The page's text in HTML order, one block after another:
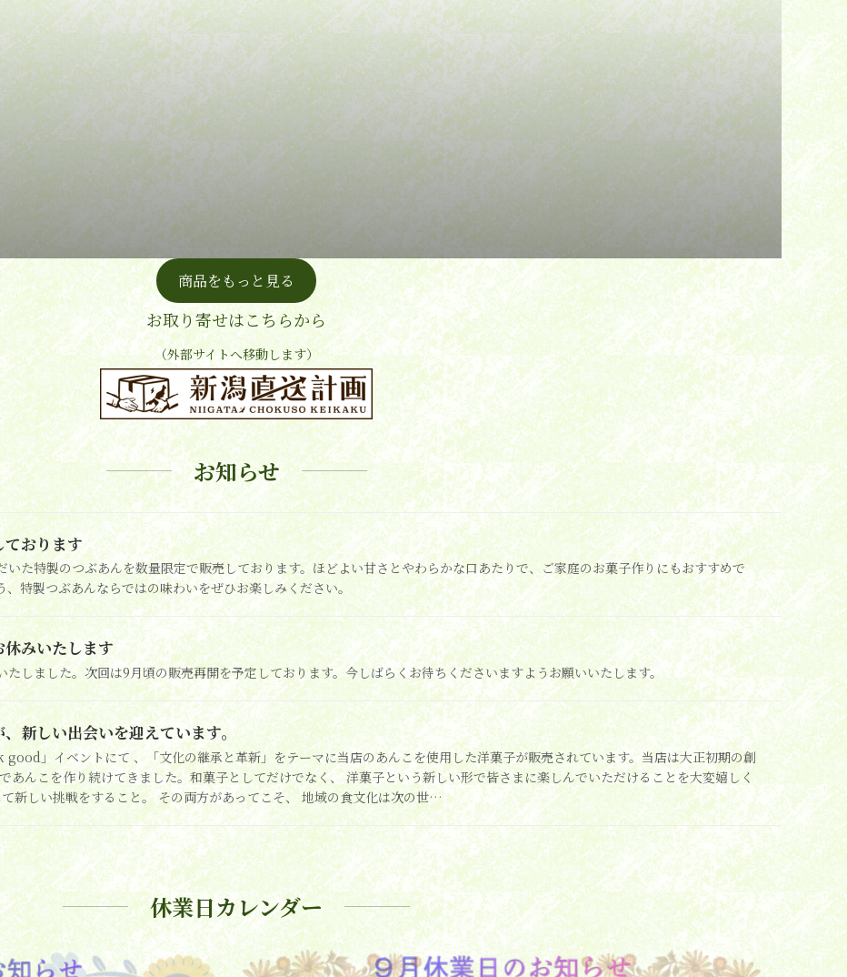
商品をもっと見る
お取り寄せはこちらから
（外部サイトへ移動します）
お知らせ
おります
いた特製のつぶあんを数量限定で販売しております。ほどよい甘さとやわらかな口あたりで、ご家庭のお菓子作りにもおすすめで
特製つぶあんならではの味わいをぜひお楽しみください。
みいたします
しました。次回は9月頃の販売再開を予定しております。今しばらくお待ちくださいますようお願いいたします。
新しい出会いを迎えています。
」イベントにて 、「文化の継承と革新」をテーマに当店のあんこを使用した洋菓子が販売されています。当店は大正初期の創
あんこを作り続けてきました。和菓子としてだけでなく、 洋菓子という新しい形で皆さまに楽しんでいただけることを大変嬉しく
新しい挑戦をすること。 その両方があってこそ、 地域の食文化は次の世…
休業日カレンダー